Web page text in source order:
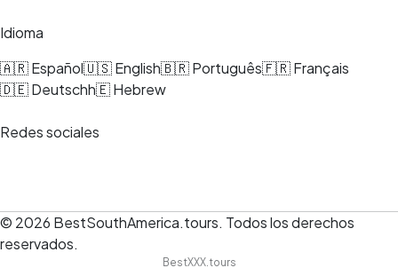
Idioma
🇦🇷 Español🇺🇸 English🇧🇷 Português🇫🇷 Français
🇩🇪 Deutschh🇪 Hebrew
Redes sociales
© 2026 BestSouthAmerica.tours. Todos los derechos
reservados.
BestXXX.tours